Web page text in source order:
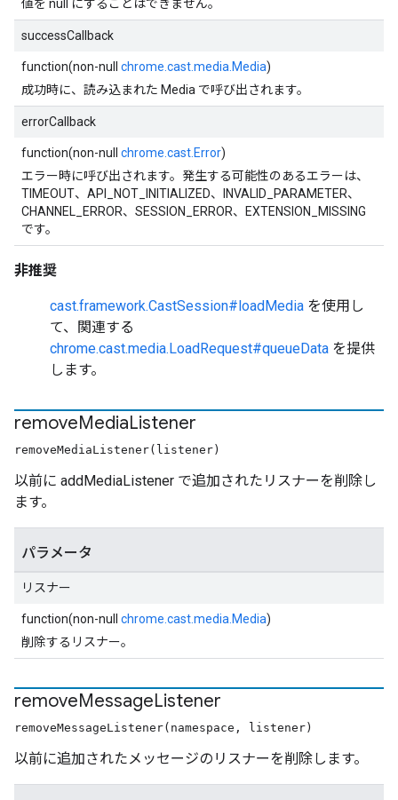
値を null にすることはできません。
successCallback
function(non-null chrome.cast.media.Media)
成功時に、読み込まれた Media で呼び出されます。
errorCallback
function(non-null chrome.cast.Error)
エラー時に呼び出されます。発生する可能性のあるエラーは、
TIMEOUT、API_NOT_INITIALIZED、INVALID_PARAMETER、
CHANNEL_ERROR、SESSION_ERROR、EXTENSION_MISSING
です。
非推奨
cast.framework.CastSession#loadMedia を使用し
て、関連する
chrome.cast.media.LoadRequest#queueData を提供
します。
removeMediaListener
removeMediaListener(listener)
以前に addMediaListener で追加されたリスナーを削除し
ます。
パラメータ
リスナー
function(non-null chrome.cast.media.Media)
削除するリスナー。
removeMessageListener
removeMessageListener(namespace, listener)
以前に追加されたメッセージのリスナーを削除します。